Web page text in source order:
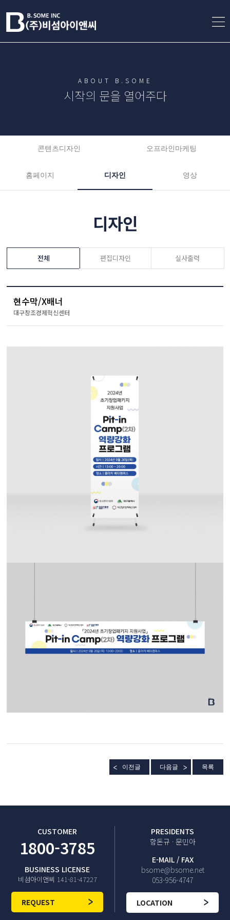
ABOUT B.SOME
시작의 문을 열어주다
콘텐츠디자인 오프라인마케팅
홈페이지 디자인 영상
디자인
전체 편집디자인 실사출력
현수막/X배너
대구창조경제혁신센터
이전글 다음글 목록
CUSTOMER
1800-3785
BUSINESS LICENSE
비섬아이앤씨 141-81-47227
REQUEST
PRESIDENTS
함돈규 · 문민아
E-MAIL / FAX
bsome@bsome.net
053-956-4747
LOCATION